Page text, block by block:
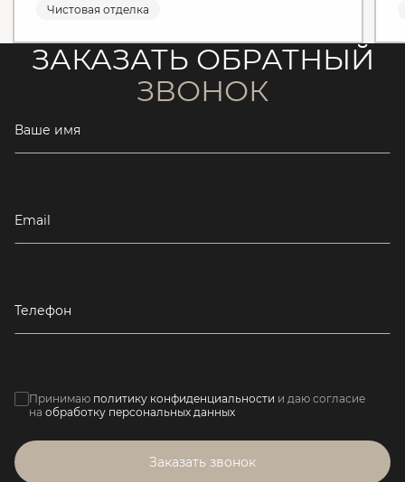
Чистовая отделка
ЗАКАЗАТЬ ОБРАТНЫЙ
ЗВОНОК
Ваше имя
Email
Телефон
Принимаю политику конфиденциальности и даю согласие
на обработку персональных данных
Заказать звонок